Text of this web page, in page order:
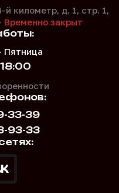
километр, д. 1, стр. 1,
Временно закрыт
33-39
93-33
Пятница